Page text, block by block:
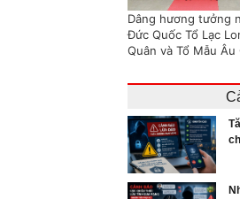
Dâng hương tưởng
Đức Quốc Tổ Lạc
Quân và Tổ Mẫu Âu